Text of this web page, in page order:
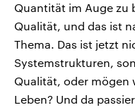
Quantität im Auge zu
Qualität, und das ist
Thema. Das ist jetzt
Systemstrukturen,
Qualität, oder mögen
Leben? Und da